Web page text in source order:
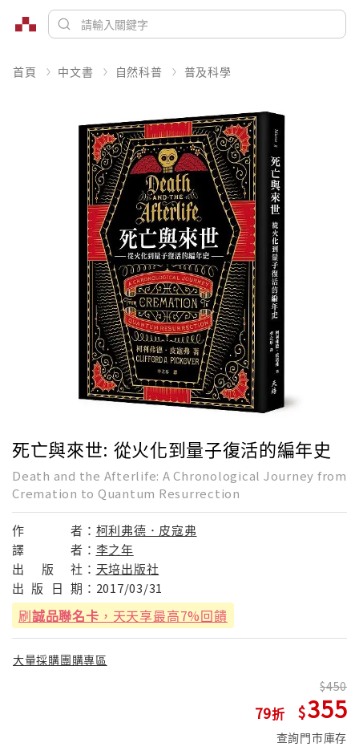
首頁 中文書 自然科普 普及科學
死亡與來世: 從火化到量子復活的編年史
Death and the Afterlife: A Chronological Journey from
Cremation to Quantum Resurrection
作 者： 柯利弗德．皮寇弗
譯
者： 李之年
出
版 社： 天培出版社
出 版 日 期： 2017/03/31
刷誠品聯名卡 ，天天享最高7%回饋
大量採購團購專區
79
450
355
查詢門市庫存